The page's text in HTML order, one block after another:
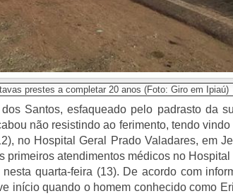
prestes a completar 20 anos (Foto: Giro em Ipiaú)
Santos, esfaqueado pelo padrasto da
não resistindo ao ferimento, tendo
no Hospital Geral Prado Valadares, em
primeiros atendimentos médicos no Hospital
quarta-feira (13). De acordo com
início quando o homem conhecido como